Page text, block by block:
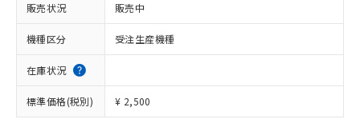
販売状況 販売中
機種区分 受注生産機種
在庫状況
標準価格(税別) ¥ 2,500